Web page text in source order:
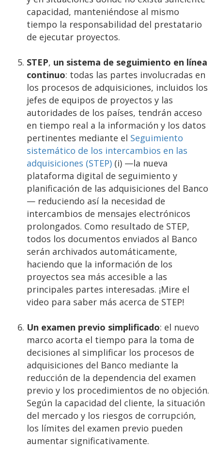
capacidad, manteniéndose al mismo
tiempo la responsabilidad del prestatario
de ejecutar proyectos.
STEP, un sistema de seguimiento en línea
continuo: todas las partes involucradas en
los procesos de adquisiciones, incluidos los
jefes de equipos de proyectos y las
autoridades de los países, tendrán acceso
en tiempo real a la información y los datos
pertinentes mediante el Seguimiento
sistemático de los intercambios en las
adquisiciones (STEP) (i) —la nueva
plataforma digital de seguimiento y
planificación de las adquisiciones del Banco
— reduciendo así la necesidad de
intercambios de mensajes electrónicos
prolongados. Como resultado de STEP,
todos los documentos enviados al Banco
serán archivados automáticamente,
haciendo que la información de los
proyectos sea más accesible a las
principales partes interesadas. ¡Mire el
video para saber más acerca de STEP!
Un examen previo simplificado: el nuevo
marco acorta el tiempo para la toma de
decisiones al simplificar los procesos de
adquisiciones del Banco mediante la
reducción de la dependencia del examen
previo y los procedimientos de no objeción.
Según la capacidad del cliente, la situación
del mercado y los riesgos de corrupción,
los límites del examen previo pueden
aumentar significativamente.